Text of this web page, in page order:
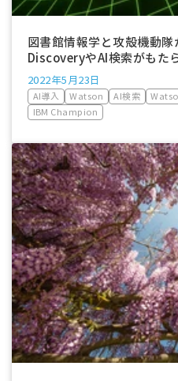
図書館情報学と攻殻機動
DiscoveryやAI検索がもた
2022年5月23日
AI導入 Watson AI検索
IBM Champion